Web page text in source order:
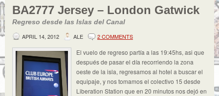
BA2777 Jersey – London Gatwick
Regreso desde las Islas del Canal
APRIL 14, 2012
ALE 2 COMMENTS
El vuelo de regreso partía a las 19:45hs, asi que
después de pasar el día recorriendo la zona
oeste de la isla, regresamos al hotel a buscar el
equipaje, y nos tomamos el colectivo 15 desde
Liberation Station que en 20 minutos nos dejó en